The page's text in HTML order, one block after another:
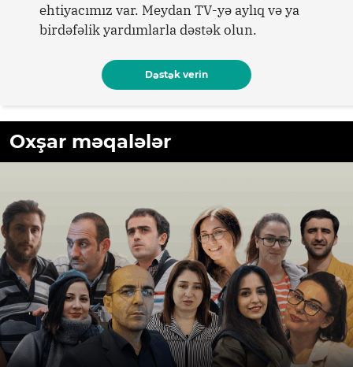
ehtiyacımız var. Meydan TV-yə aylıq və ya
birdəfəlik yardımlarla dəstək olun.
Dəstək verin
Oxşar məqalələr